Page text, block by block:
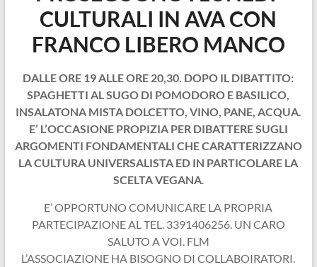
CULTURALI IN AVA CON
FRANCO LIBERO MANCO
DALLE ORE 19 ALLE ORE 20,30. DOPO IL DIBATTITO:
SPAGHETTI AL SUGO DI POMODORO E BASILICO,
INSALATONA MISTA DOLCETTO, VINO, PANE, ACQUA.
E’ L’OCCASIONE PROPIZIA PER DIBATTERE SUGLI
ARGOMENTI FONDAMENTALI CHE CARATTERIZZANO
LA CULTURA UNIVERSALISTA ED IN PARTICOLARE LA
SCELTA VEGANA.
E’ OPPORTUNO COMUNICARE LA PROPRIA
PARTECIPAZIONE AL TEL. 3391406256. UN CARO
SALUTO A VOI. FLM
L’ASSOCIAZIONE HA BISOGNO DI COLLABOIRATORI.